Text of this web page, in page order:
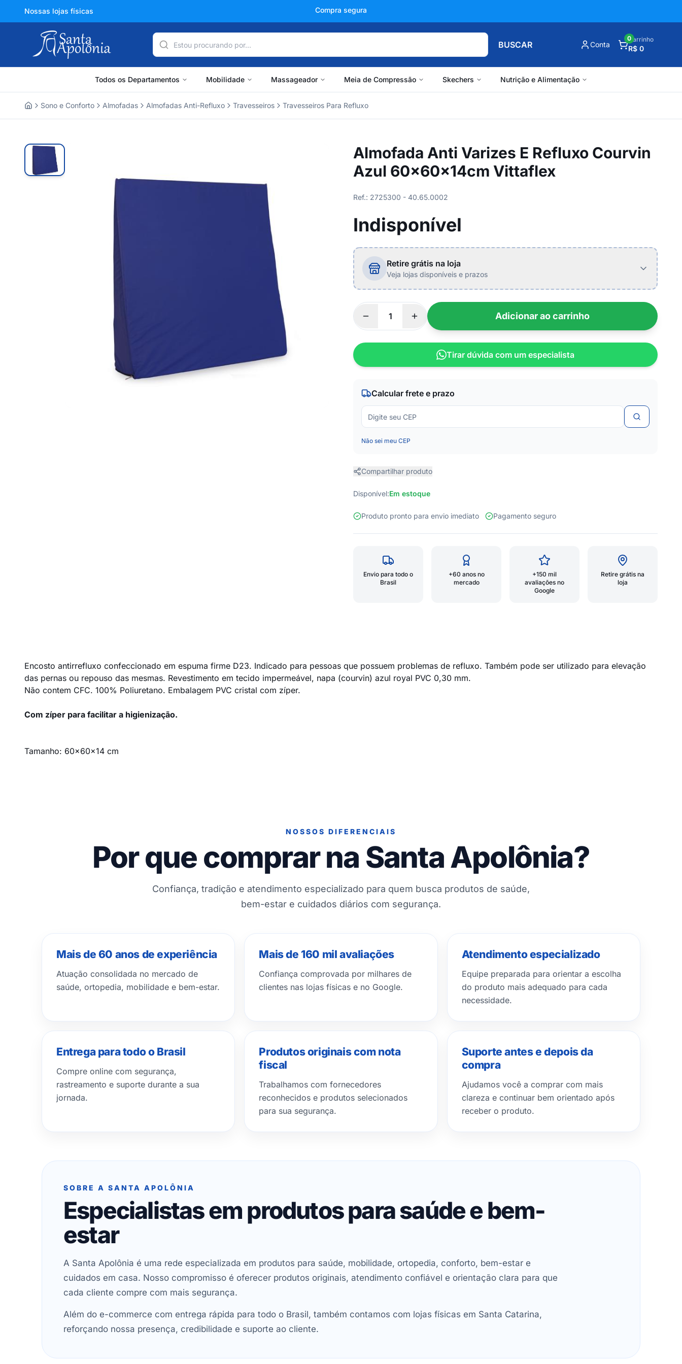
Nossas lojas físicas +150 mil avaliações
BUSCAR Conta
Carrinho
R$ 0
0
Todos os Departamentos Mobilidade Massageador Meia de Compressão Skechers Nutrição e Alimentação
Sono e Conforto Almofadas Almofadas Anti-Refluxo Travesseiros Travesseiros Para Refluxo
Almofada Anti Varizes E Refluxo Courvin
Azul 60x60x14cm Vittaflex
Ref.: 2725300 - 40.65.0002
Indisponível
Retire grátis na loja
Veja lojas disponíveis e prazos
Adicionar ao carrinho
Tirar dúvida com um especialista
Calcular frete e prazo
Não sei meu CEP
Compartilhar produto
Disponível:Em estoque
Produto pronto para envio imediato Pagamento seguro
Envio para todo o
Brasil
+60 anos no
mercado
+150 mil
avaliações no
Google
Retire grátis na
loja
Encosto antirrefluxo confeccionado em espuma firme D23. Indicado para pessoas que possuem problemas de refluxo. Também pode ser utilizado para elevação
das pernas ou repouso das mesmas. Revestimento em tecido impermeável, napa (courvin) azul royal PVC 0,30 mm.
Não contem CFC. 100% Poliuretano. Embalagem PVC cristal com zíper.
Com zíper para facilitar a higienização.
Tamanho: 60x60x14 cm
NOSSOS DIFERENCIAIS
Por que comprar na Santa Apolônia?
Confiança, tradição e atendimento especializado para quem busca produtos de saúde,
bem-estar e cuidados diários com segurança.
Mais de 60 anos de experiência
Atuação consolidada no mercado de
saúde, ortopedia, mobilidade e bem-estar.
Mais de 160 mil avaliações
Confiança comprovada por milhares de
clientes nas lojas físicas e no Google.
Atendimento especializado
Equipe preparada para orientar a escolha
do produto mais adequado para cada
necessidade.
Entrega para todo o Brasil
Compre online com segurança,
rastreamento e suporte durante a sua
jornada.
Produtos originais com nota
fiscal
Trabalhamos com fornecedores
reconhecidos e produtos selecionados
para sua segurança.
Suporte antes e depois da
compra
Ajudamos você a comprar com mais
clareza e continuar bem orientado após
receber o produto.
SOBRE A SANTA APOLÔNIA
Especialistas em produtos para saúde e bem-
estar
A Santa Apolônia é uma rede especializada em produtos para saúde, mobilidade, ortopedia, conforto, bem-estar e
cuidados em casa. Nosso compromisso é oferecer produtos originais, atendimento confiável e orientação clara para que
cada cliente compre com mais segurança.
Além do e-commerce com entrega rápida para todo o Brasil, também contamos com lojas físicas em Santa Catarina,
reforçando nossa presença, credibilidade e suporte ao cliente.